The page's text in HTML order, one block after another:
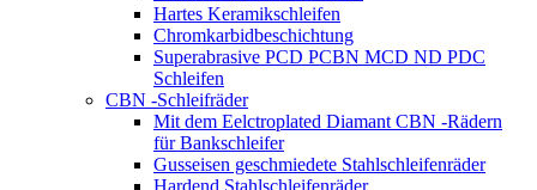
Hartes Keramikschleifen
Chromkarbidbeschichtung
Superabrasive PCD PCBN MCD ND PDC
Schleifen
CBN -Schleifräder
Mit dem Eelctroplated Diamant CBN -Rädern
für Bankschleifer
Gusseisen geschmiedete Stahlschleifenräder
Hardend Stahlschleifenräder